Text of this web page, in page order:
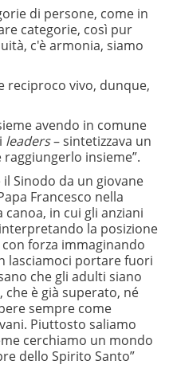
di persone, come in
categorie, così pur
c'è armonia, siamo
reciproco vivo, dunque,
avendo in comune
leaders– sintetizzava un
insieme”.
Sinodo da un giovane
Francesco nella
canoa, in cui gli anziani
la posizione
forza immaginando
lasciamoci portare fuori
che gli adulti siano
è già superato, né
sempre come
Piuttosto saliamo
cerchiamo un mondo
dello Spirito Santo”